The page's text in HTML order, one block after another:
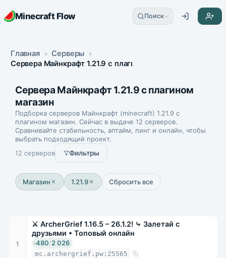
Minecraft Flow Поиск
Главная » Серверы »
Сервера Майнкрафт 1.21.9 с плагином магазин
Сервера Майнкрафт 1.21.9 с плагином
магазин
Подборка серверов Майнкрафт (minecraft) 1.21.9 с
плагином магазин. Сейчас в выдаче 12 серверов.
Сравнивайте стабильность, аптайм, пинг и онлайн, чтобы
выбрать подходящий проект.
12 серверов
Фильтры
Магазин 1.21.9 Сбросить все
1
⚔ ArcherGrief 1.16.5 – 26.1.2! ⤷ Залетай с
друзьями • Топовый онлайн
480/2 026
mc.archergrief.pw:25565